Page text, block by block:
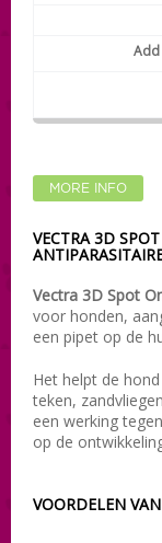
MORE INFO
VECTRA 3D
Vectra 3D Spot
voor honden,
een pipet op de
Het helpt de
teken,
een werking
op de
VOORDELEN